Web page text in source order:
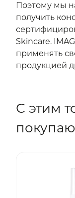
Поэтому мы
получить
Skincare.
применять
продукцией
С этим